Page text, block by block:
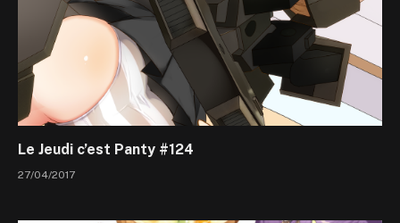
Le Jeudi c’est Panty #124
27/04/2017